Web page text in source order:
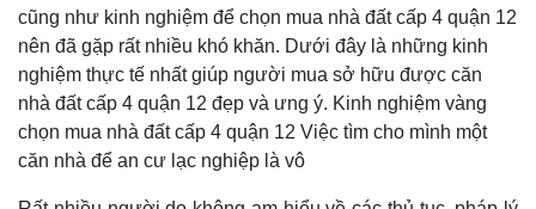
cũng như kinh nghiệm để chọn mua nhà đất cấp 4 quận 12
nên đã gặp rất nhiều khó khăn. Dưới đây là những kinh
nghiệm thực tế nhất giúp người mua sở hữu được căn
nhà đất cấp 4 quận 12 đẹp và ưng ý. Kinh nghiệm vàng
chọn mua nhà đất cấp 4 quận 12 Việc tìm cho mình một
căn nhà để an cư lạc nghiệp là vô